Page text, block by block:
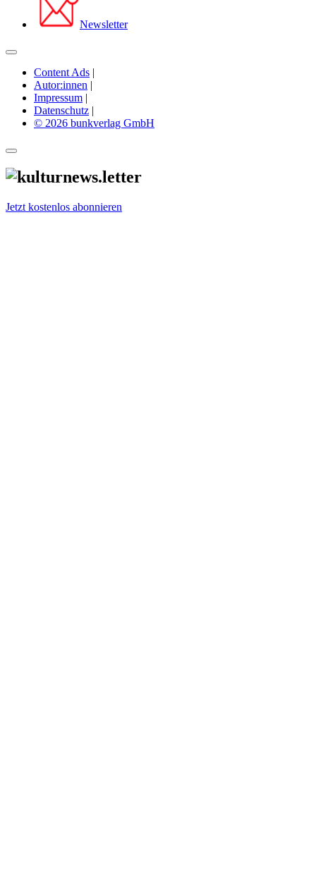
Newsletter
Content Ads |
Autor:innen |
Impressum |
Datenschutz |
© 2026 bunkverlag GmbH
Jetzt kostenlos abonnieren